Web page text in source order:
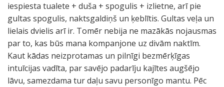
iespiesta tualete + duša + spogulis + izlietne, arī pie
gultas spogulis, naktsgaldiņš un ķeblītis. Gultas veļa un
lielais dvielis arī ir. Tomēr nebija ne mazākās nojausmas
par to, kas būs mana kompanjone uz divām naktīm.
Kaut kādas neizprotamas un pilnīgi bezmērķīgas
intuīcijas vadīta, par savējo padarīju kajītes augšējo
lāvu, samezdama tur daļu savu personīgo mantu. Pēc